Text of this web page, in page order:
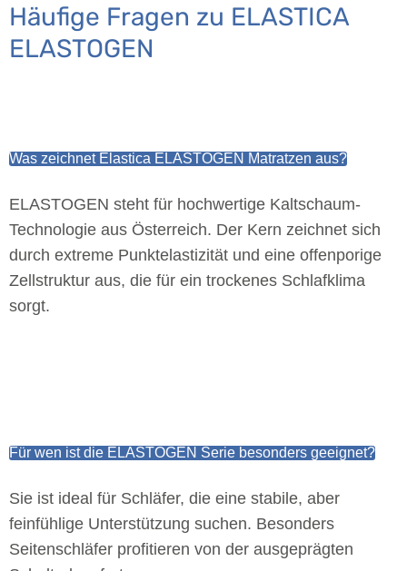
Häufige Fragen zu ELASTICA
ELASTOGEN
Was zeichnet Elastica ELASTOGEN Matratzen aus?
ELASTOGEN steht für hochwertige Kaltschaum-
Technologie aus Österreich. Der Kern zeichnet sich
durch extreme Punktelastizität und eine offenporige
Zellstruktur aus, die für ein trockenes Schlafklima
sorgt.
Für wen ist die ELASTOGEN Serie besonders geeignet?
Sie ist ideal für Schläfer, die eine stabile, aber
feinfühlige Unterstützung suchen. Besonders
Seitenschläfer profitieren von der ausgeprägten